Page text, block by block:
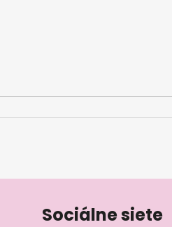
Sociálne siete